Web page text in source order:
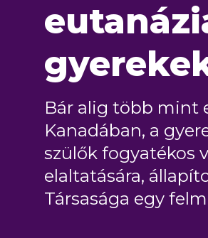
Bár alig több mint
Kanadában, a
szülők fogyatékos
elaltatására,
Társasága egy